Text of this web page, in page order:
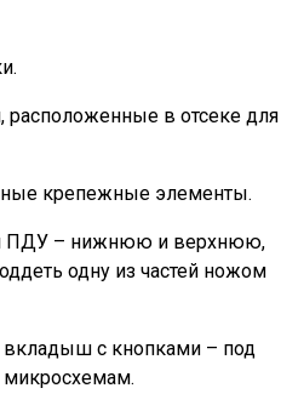
расположенные в отсеке для
крепежные элементы.
ПДУ – нижнюю и верхнюю,
одну из частей ножом
с кнопками – под
микросхемам.